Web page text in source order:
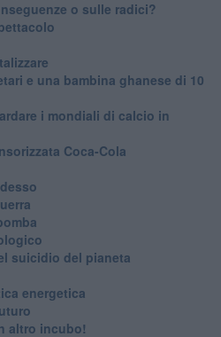
o sulle radici?
e una bambina ghanese di 10
i mondiali di calcio in
Coca-Cola
suicidio del pianeta
energetica
altro incubo!